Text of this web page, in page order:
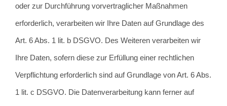
oder zur Durchführung vorvertraglicher Maßnahmen
erforderlich, verarbeiten wir Ihre Daten auf Grundlage des
Art. 6 Abs. 1 lit. b DSGVO. Des Weiteren verarbeiten wir
Ihre Daten, sofern diese zur Erfüllung einer rechtlichen
Verpflichtung erforderlich sind auf Grundlage von Art. 6 Abs.
1 lit. c DSGVO. Die Datenverarbeitung kann ferner auf